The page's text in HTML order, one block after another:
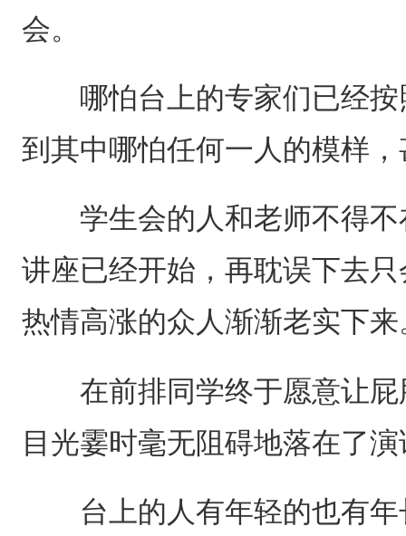
会。
哪怕台上的专家们已经按
到其中哪怕任何一人的模样
学生会的人和老师不得不
讲座已经开始，再耽误下去
热情高涨的众人渐渐老实下来
在前排同学终于愿意让屁
目光霎时毫无阻碍地落在了
台上的人有年轻的也有年